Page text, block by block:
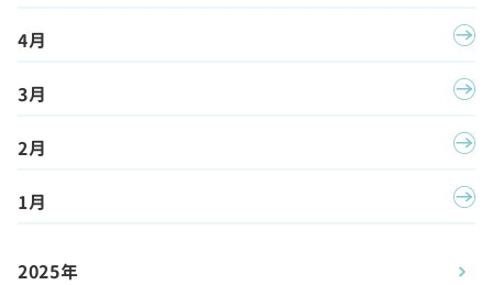
4月
3月
2月
1月
2025年